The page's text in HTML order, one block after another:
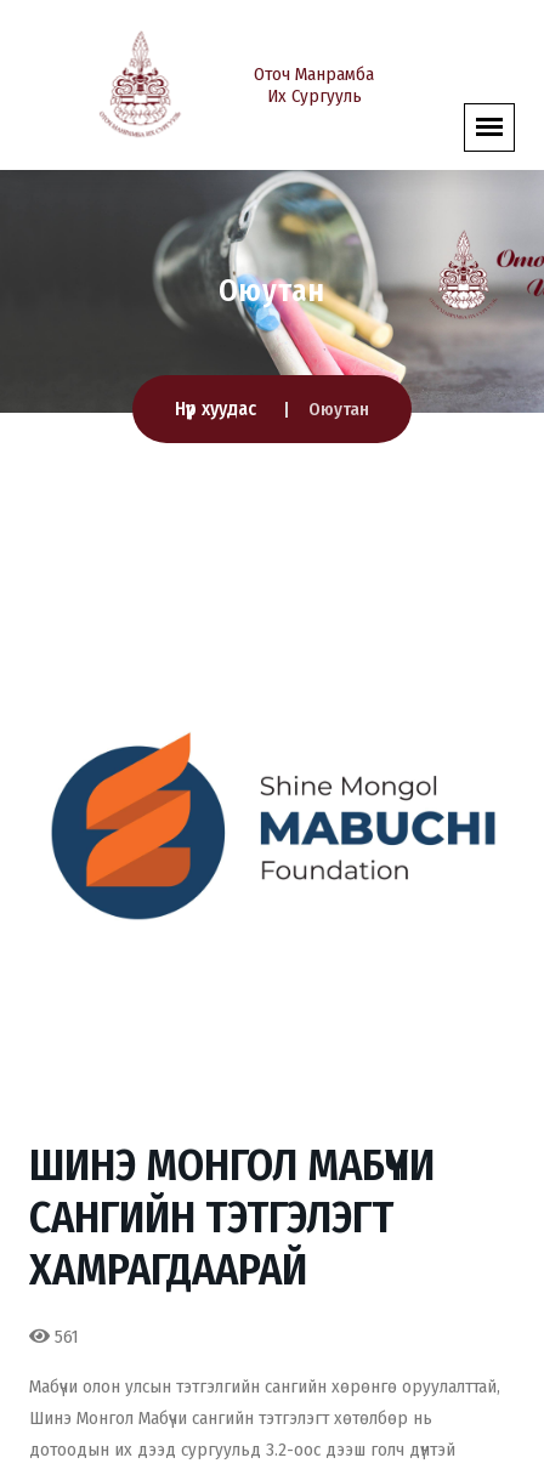
Оточ Манрамба
Их Сургууль
Оюутан
Нүүр хуудас Оюутан
ШИНЭ МОНГОЛ МАБҮЧИ
САНГИЙН ТЭТГЭЛЭГТ
ХАМРАГДААРАЙ
561
Мабүчи олон улсын тэтгэлгийн сангийн хөрөнгө оруулалттай,
Шинэ Монгол Мабүчи сангийн тэтгэлэгт хөтөлбөр нь
дотоодын их дээд сургуульд 3.2-оос дээш голч дүнтэй